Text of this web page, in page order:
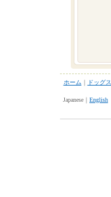
ホーム ｜ ドッグ
Japanese｜ English